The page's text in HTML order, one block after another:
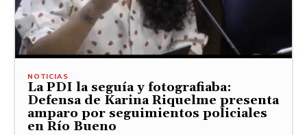
NOTICIAS
La PDI la seguía y fotografiaba:
Defensa de Karina Riquelme presenta
amparo por seguimientos policiales
en Río Bueno